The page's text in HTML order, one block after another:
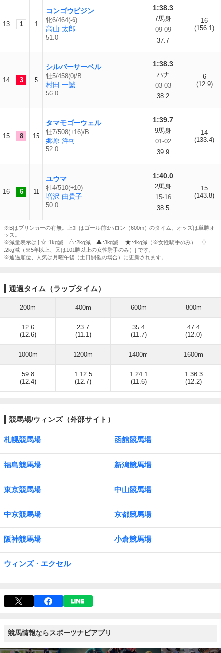
13 1 1
コンゴウビジン
牝6/464(-6)
高山 太郎
51.0
1:38.3
7馬身
09-09
37.7
16
(156.1)
14 3 5
シルバーサーベル
牡5/458(0)/B
村田 一誠
56.0
1:38.3
ハナ
03-03
38.2
6
(12.9)
15 8 15
タマモゴーウェル
牡7/508(+16)/B
郷原 洋司
52.0
1:39.7
9馬身
01-02
39.9
14
(133.4)
16 6 11
ユウマ
牡4/510(+10)
増沢 由貴子
50.0
1:40.0
2馬身
15-16
38.5
15
(143.8)
※Bはブリンカーの有無。上3Fはゴール前3ハロン（600m）のタイム。オッズは単勝オ
ッズ。
※減量表示は [
:1kg減 :2kg減 :3kg減
:4kg減（※女性騎手のみ）
:2kg減（※5年以上、又は101勝以上の女性騎手のみ）] です。
※通過順位、人気は月曜午後（土日開催の場合）に更新されます。
通過タイム（ラップタイム）
200m 400m 600m 800m
12.6
(12.6)
23.7
(11.1)
35.4
(11.7)
47.4
(12.0)
1000m 1200m 1400m 1600m
59.8
(12.4)
1:12.5
(12.7)
1:24.1
(11.6)
1:36.3
(12.2)
競馬場/ウィンズ（外部サイト）
札幌競馬場 函館競馬場
福島競馬場 新潟競馬場
東京競馬場 中山競馬場
中京競馬場 京都競馬場
阪神競馬場 小倉競馬場
ウィンズ・エクセル
競馬情報ならスポーツナビアプリ